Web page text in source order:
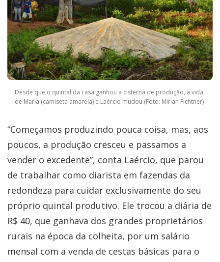
Desde que o quintal da casa ganhou a cisterna de produção, a vida
de Maria (camiseta amarela) e Laércio mudou (Foto: Mirian Fichtner)
“Começamos produzindo pouca coisa, mas, aos
poucos, a produção cresceu e passamos a
vender o excedente”, conta Laércio, que parou
de trabalhar como diarista em fazendas da
redondeza para cuidar exclusivamente do seu
próprio quintal produtivo. Ele trocou a diária de
R$ 40, que ganhava dos grandes proprietários
rurais na época da colheita, por um salário
mensal com a venda de cestas básicas para o